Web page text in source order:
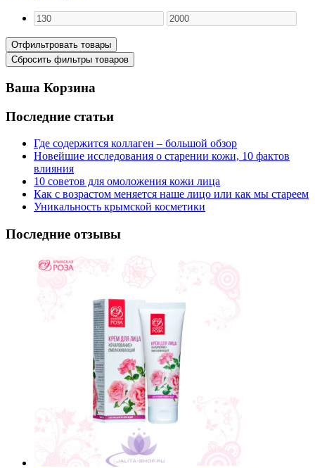
Ваша Корзина
Последние статьи
Где содержится коллаген – большой обзор
Новейшие исследования о старении кожи, 10 фактов
влияния
10 советов для омоложения кожи лица
Как с возрастом меняется наше лицо или как мы стареем
Уникальность крымской косметики
Последние отзывы